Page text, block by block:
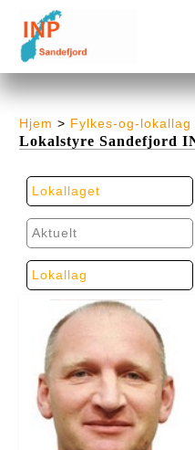
Hjem > Fylkes-og-lokallag
Lokalstyre Sandefjord
Lokallaget
Aktuelt
Lokallag